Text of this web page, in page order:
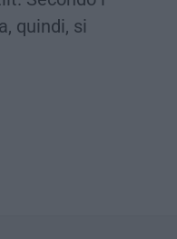
quindi, si